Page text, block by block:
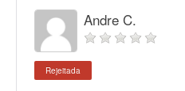
Andre C.
Rejeitada